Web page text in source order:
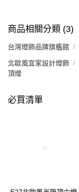
商品相關分類 (3)
台灣燈飾品牌旗艦館
北歐風宜家設計燈飾
頂燈
必買清單